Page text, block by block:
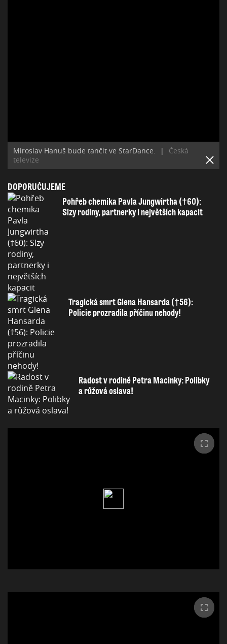
Miroslav Hanuš bude tančit ve StarDance. |
Česká
televize
DOPORUČUJEME
Pohřeb chemika Pavla Jungwirtha (†60):
Slzy rodiny, partnerky i největších kapacit
Tragická smrt Glena Hansarda (†56):
Policie prozradila příčinu nehody!
Radost v rodině Petra Macinky: Polibky
a růžová oslava!